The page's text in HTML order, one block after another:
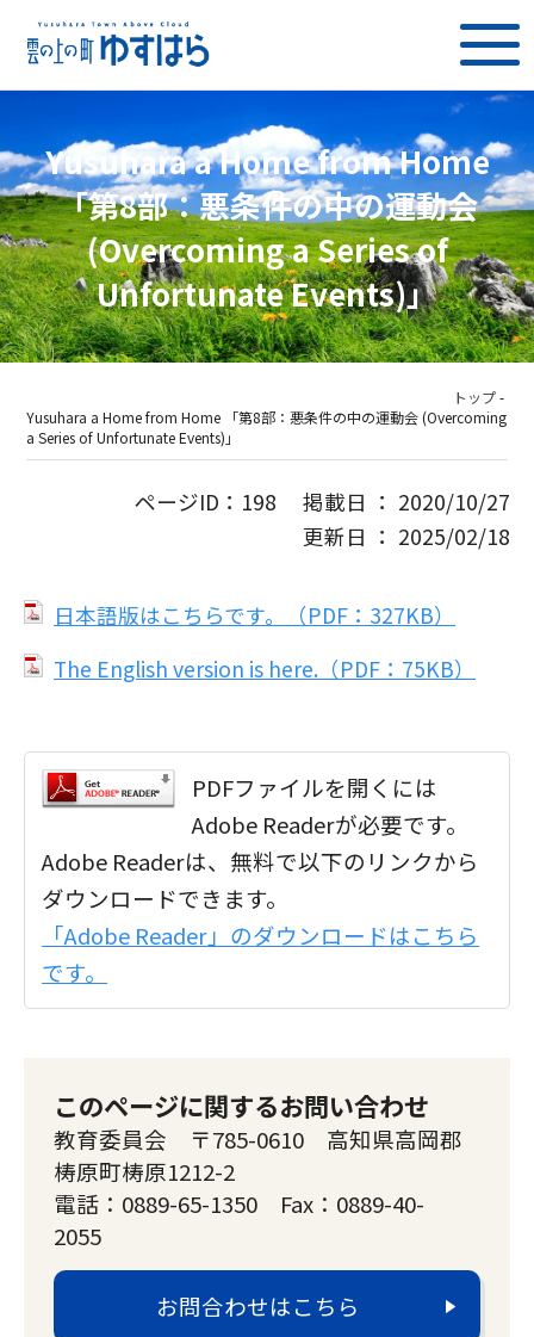
Yusuhara a Home from Home
「第8部：悪条件の中の運動会
(Overcoming a Series of
Unfortunate Events)」
トップ-
Yusuhara a Home from Home 「第8部：悪条件の中の運動会 (Overcoming
a Series of Unfortunate Events)」
ページID：198 掲載日 ： 2020/10/27
更新日 ： 2025/02/18
日本語版はこちらです。（PDF：327KB）
The English version is here.（PDF：75KB）
PDFファイルを開くには
Adobe Readerが必要です。
Adobe Readerは、無料で以下のリンクから
ダウンロードできます。
「Adobe Reader」のダウンロードはこちら
です。
このページに関するお問い合わせ
教育委員会 〒785-0610 高知県高岡郡
梼原町梼原1212-2
電話：0889-65-1350 Fax：0889-40-
2055
お問合わせはこちら